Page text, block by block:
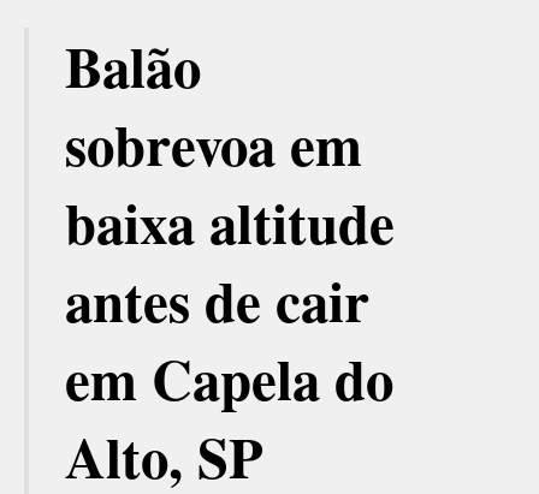
Balão
sobrevoa em
baixa altitude
antes de cair
em Capela do
Alto, SP